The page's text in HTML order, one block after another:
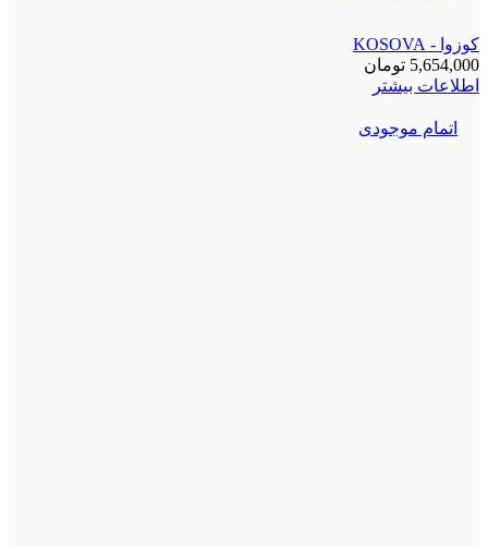
کوزوا - KOSOVA
5,654,000 تومان
اطلاعات بیشتر
اتمام موجودی